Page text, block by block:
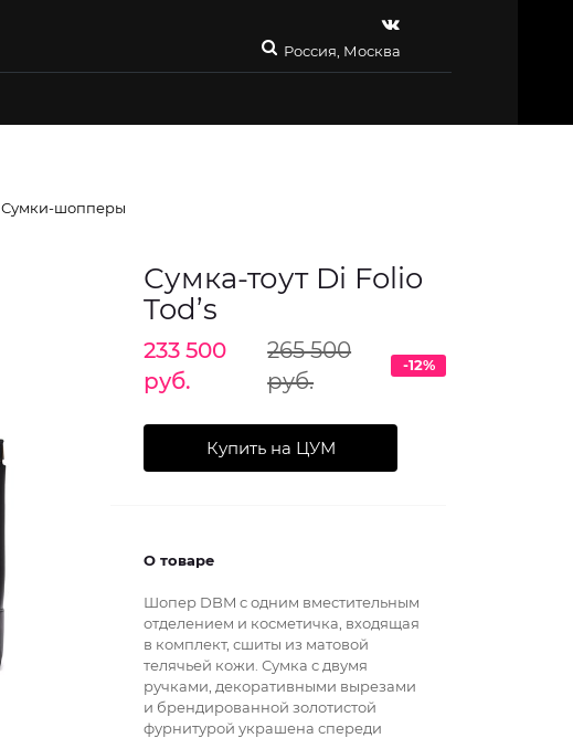
Россия, Москва
Сумки-шопперы
Сумка-тоут Di Folio
Tod’s
233 500
руб.
265 500
руб.
-12%
Купить на ЦУМ
О товаре
Шопер DBM с одним вместительным
отделением и косметичка, входящая
в комплект, сшиты из матовой
телячьей кожи. Сумка с двумя
ручками, декоративными вырезами
и брендированной золотистой
фурнитурой украшена спереди